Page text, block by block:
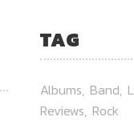
TAG
Albums Band
Reviews Rock